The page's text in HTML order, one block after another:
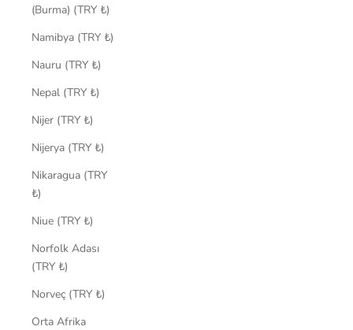
(Burma) (TRY ₺)
Namibya (TRY ₺)
Nauru (TRY ₺)
Nepal (TRY ₺)
Nijer (TRY ₺)
Nijerya (TRY ₺)
Nikaragua (TRY
₺)
Niue (TRY ₺)
Norfolk Adası
(TRY ₺)
Norveç (TRY ₺)
Orta Afrika